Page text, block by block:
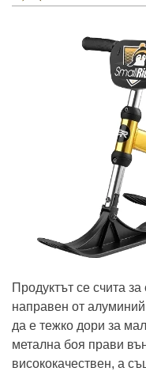
Продуктът се счита
направен от
да е тежко дори за
метална боя прави
висококачествен, а